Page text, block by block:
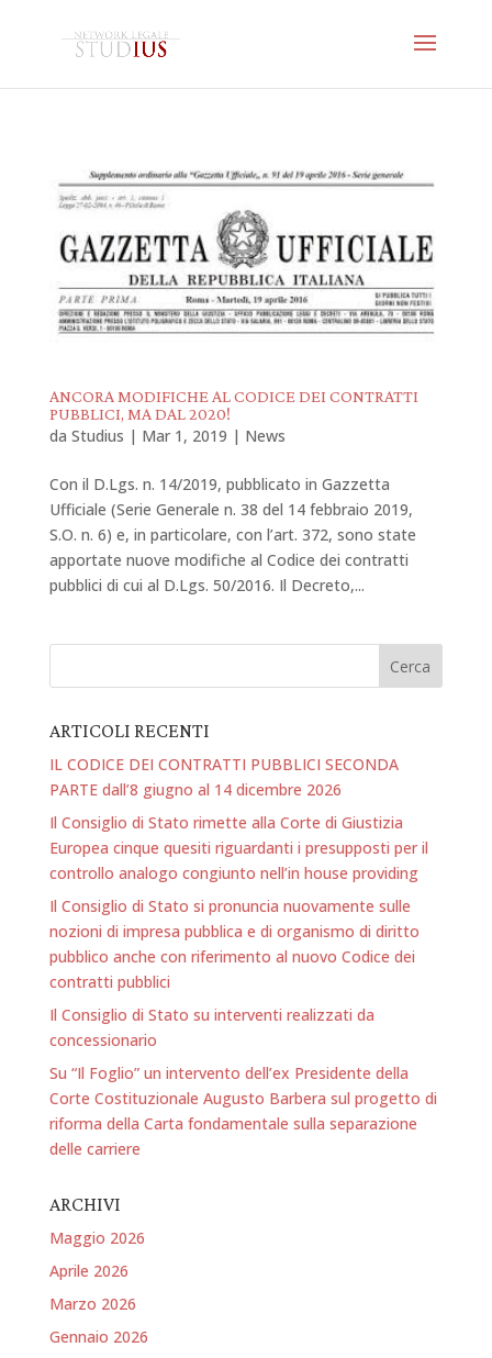
ANCORA MODIFICHE AL CODICE DEI CONTRATTI
PUBBLICI, MA DAL 2020!
da Studius | Mar 1, 2019 | News
Con il D.Lgs. n. 14/2019, pubblicato in Gazzetta
Ufficiale (Serie Generale n. 38 del 14 febbraio 2019,
S.O. n. 6) e, in particolare, con l’art. 372, sono state
apportate nuove modifiche al Codice dei contratti
pubblici di cui al D.Lgs. 50/2016. Il Decreto,...
ARTICOLI RECENTI
IL CODICE DEI CONTRATTI PUBBLICI SECONDA
PARTE dall’8 giugno al 14 dicembre 2026
Il Consiglio di Stato rimette alla Corte di Giustizia
Europea cinque quesiti riguardanti i presupposti per il
controllo analogo congiunto nell’in house providing
Il Consiglio di Stato si pronuncia nuovamente sulle
nozioni di impresa pubblica e di organismo di diritto
pubblico anche con riferimento al nuovo Codice dei
contratti pubblici
Il Consiglio di Stato su interventi realizzati da
concessionario
Su “Il Foglio” un intervento dell’ex Presidente della
Corte Costituzionale Augusto Barbera sul progetto di
riforma della Carta fondamentale sulla separazione
delle carriere
ARCHIVI
Maggio 2026
Aprile 2026
Marzo 2026
Gennaio 2026